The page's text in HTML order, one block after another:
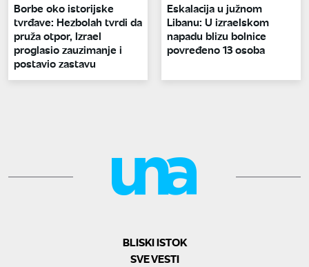
Borbe oko istorijske
tvrđave: Hezbolah tvrdi da
pruža otpor, Izrael
proglasio zauzimanje i
postavio zastavu
Eskalacija u južnom
Libanu: U izraelskom
napadu blizu bolnice
povređeno 13 osoba
BLISKI ISTOK
SVE VESTI